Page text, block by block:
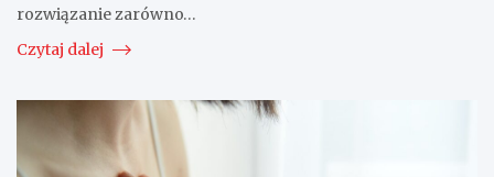
rozwiązanie zarówno…
Czytaj dalej